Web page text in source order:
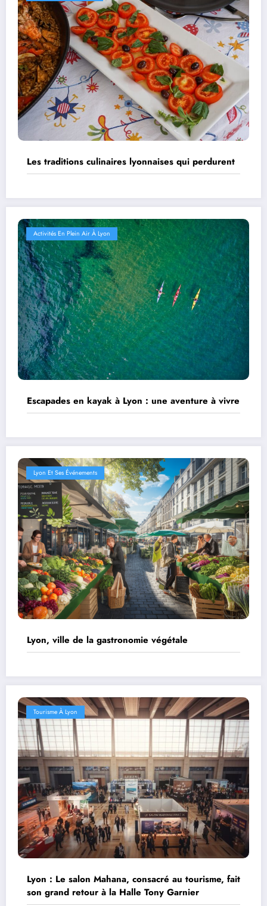
Les traditions culinaires lyonnaises qui perdurent
Activités En Plein Air À Lyon
Escapades en kayak à Lyon : une aventure à vivre
Lyon Et Ses Événements
Lyon, ville de la gastronomie végétale
Tourisme À Lyon
Lyon : Le salon Mahana, consacré au tourisme, fait
son grand retour à la Halle Tony Garnier